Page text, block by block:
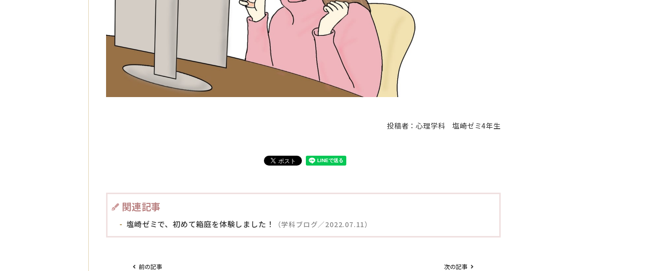
投稿者：心理学科 塩崎ゼミ4年生
関連記事
塩崎ゼミで、初めて箱庭を体験しました！ （学科ブログ／2022.07.11）
前の記事
次の記事